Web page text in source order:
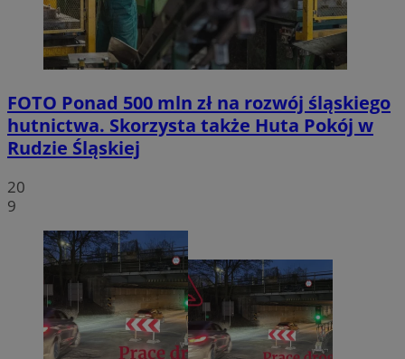
FOTO Ponad 500 mln zł na rozwój śląskiego
hutnictwa. Skorzysta także Huta Pokój w
Rudzie Śląskiej
20
9